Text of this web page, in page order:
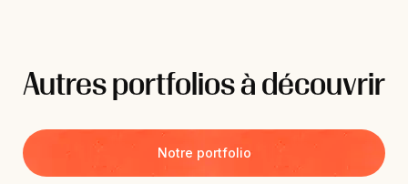
Autres portfolios à découvrir
Notre portfolio